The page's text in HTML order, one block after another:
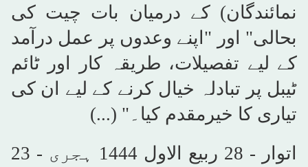
نمائندگان) کے درمیان بات چیت کی
بحالی" اور "اپنے وعدوں پر عمل درآمد
کے لیے تفصیلات، طریقہ کار اور ٹائم
ٹیبل پر تبادلہ خیال کرنے کے لیے ان کی
تیاری کا خیرمقدم کیا۔" (...)
اتوار - 28 ربیع الاول 1444 ہجری - 23